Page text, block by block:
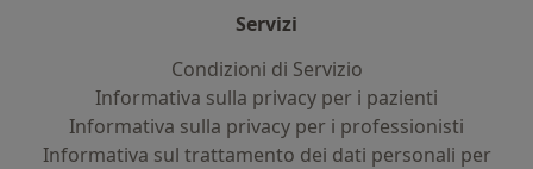
Servizi
Condizioni di Servizio
Informativa sulla privacy per i pazienti
Informativa sulla privacy per i professionisti
Informativa sul trattamento dei dati personali per